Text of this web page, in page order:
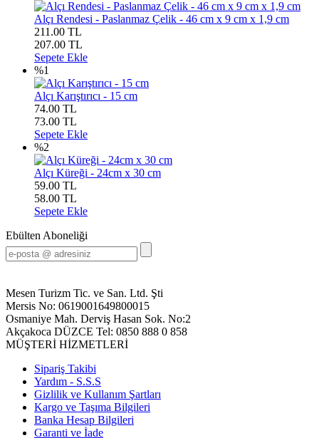
Alçı Rendesi - Paslanmaz Çelik - 46 cm x 9 cm x 1,9 cm
211.00 TL
207.00 TL
Sepete Ekle
%1
Alçı Karıştırıcı - 15 cm
74.00 TL
73.00 TL
Sepete Ekle
%2
Alçı Küreği - 24cm x 30 cm
59.00 TL
58.00 TL
Sepete Ekle
Ebülten Aboneliği
Mesen Turizm Tic. ve San. Ltd. Şti
Mersis No: 0619001649800015
Osmaniye Mah. Derviş Hasan Sok. No:2
Akçakoca DÜZCE Tel: 0850 888 0 858
MÜŞTERİ HİZMETLERİ
Sipariş Takibi
Yardım - S.S.S
Gizlilik ve Kullanım Şartları
Kargo ve Taşıma Bilgileri
Banka Hesap Bilgileri
Garanti ve İade